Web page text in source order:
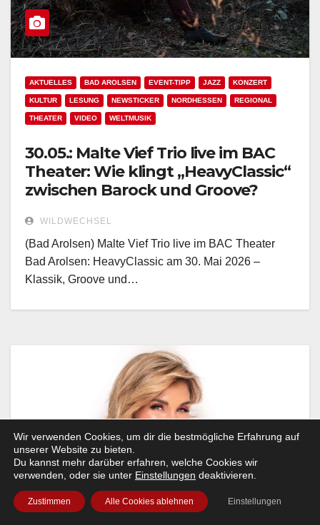
AKTUELLES BAD AROLSEN EVENT-TIPP JAZZ KONZERT
KULTUR LESUNG NEWSTICKER NORDHESSEN REGIONAL
THEATER VIDEO WELTMUSIK
30.05.: Malte Vief Trio live im BAC
Theater: Wie klingt „HeavyClassic“
zwischen Barock und Groove?
WILDWECHSEL
(Bad Arolsen) Malte Vief Trio live im BAC Theater
Bad Arolsen: HeavyClassic am 30. Mai 2026 –
Klassik, Groove und…
Wir verwenden Cookies, um dir die bestmögliche Erfahrung auf
unserer Website zu bieten.
Du kannst mehr darüber erfahren, welche Cookies wir
verwenden, oder sie unter Einstellungen deaktivieren.
Zustimmen Alle Cookies ablehnen Einstellungen